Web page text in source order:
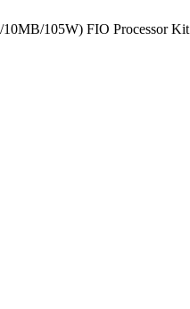
105W) FIO Processor Kit